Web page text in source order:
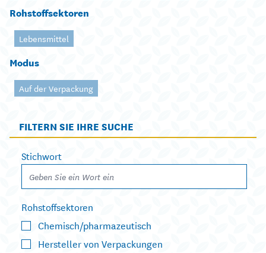
Rohstoffsektoren
Lebensmittel
Modus
Auf der Verpackung
FILTERN SIE IHRE SUCHE
Stichwort
Rohstoffsektoren
Chemisch/pharmazeutisch
Hersteller von Verpackungen